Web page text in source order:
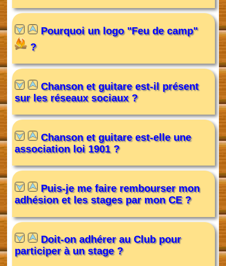
Pourquoi un logo "Feu de camp"
?
Chanson et guitare est-il présent
sur les réseaux sociaux ?
Chanson et guitare est-elle une
association loi 1901 ?
Puis-je me faire rembourser mon
adhésion et les stages par mon CE ?
Doit-on adhérer au Club pour
participer à un stage ?